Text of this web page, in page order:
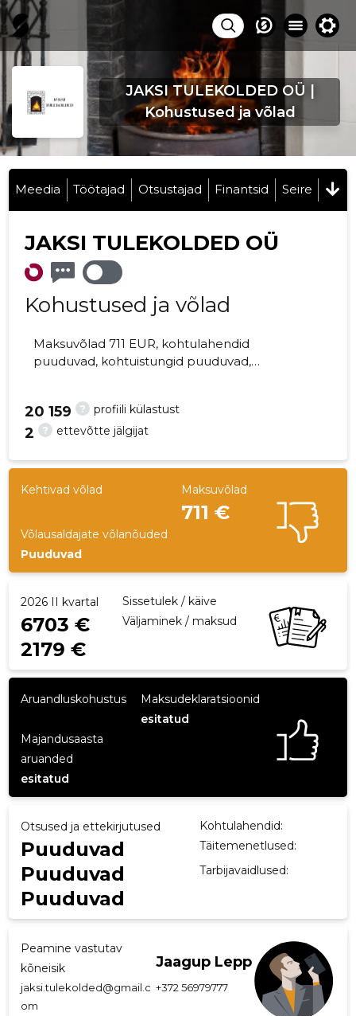
JAKSI TULEKOLDED OÜ |
Kohustused ja võlad
Meedia Töötajad Otsustajad Finantsid Seire
JAKSI TULEKOLDED OÜ
Kohustused ja võlad
Maksuvõlad 711 EUR, kohtulahendid
puuduvad, kohtuistungid puuduvad,
jaksi.tulekolded@gmail.com, +372 56979777
? profiili külastust
20 159
? ettevõtte jälgijat
2
Kehtivad võlad Maksuvõlad
711 €
Võlausaldajate võlanõuded
Puuduvad
2026 II kvartal Sissetulek / käive
6703 € Väljaminek / maksud
2179 €
Aruandluskohustus
Maksudeklaratsioonid
esitatud
Majandusaasta
aruanded
esitatud
Otsused ja ettekirjutused Kohtulahendid:
Puuduvad Täitemenetlused:
Puuduvad Tarbijavaidlused:
Puuduvad
Peamine vastutav
kõneisik
Jaagup Lepp
jaksi.tulekolded@gmail.c
om
+372 56979777